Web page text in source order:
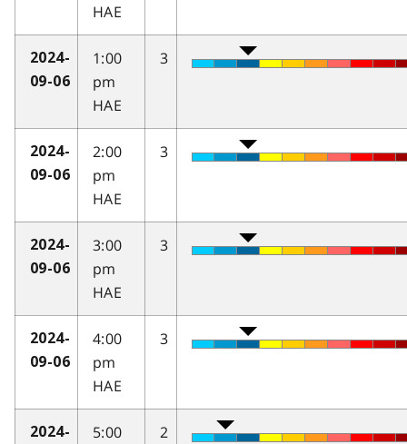
HAE
2024-
09-06
1:00
pm
HAE
3
2024-
09-06
2:00
pm
HAE
3
2024-
09-06
3:00
pm
HAE
3
2024-
09-06
4:00
pm
HAE
3
2024-
5:00
2